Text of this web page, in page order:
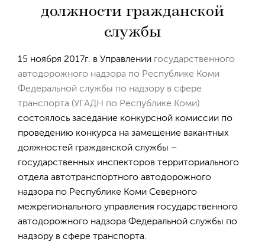
должности гражданской
службы
15 ноября 2017г. в Управлении государственного
автодорожного надзора по Республике Коми
Федеральной службы по надзору в сфере
транспорта (УГАДН по Республике Коми)
состоялось заседание конкурсной комиссии по
проведению конкурса на замещение вакантных
должностей гражданской службы –
государственных инспекторов территориального
отдела автотранспортного автодорожного
надзора по Республике Коми Северного
межрегионального управления государственного
автодорожного надзора Федеральной службы по
надзору в сфере транспорта.